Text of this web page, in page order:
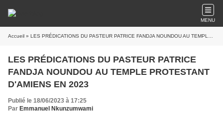
MENU
Accueil » LES PRÉDICATIONS DU PASTEUR PATRICE FANDJA NOUNDOU AU TEMPLE PROTESTANT D'AMIENS EN 2023
LES PRÉDICATIONS DU PASTEUR PATRICE
FANDJA NOUNDOU AU TEMPLE PROTESTANT
D'AMIENS EN 2023
Publié le 18/06/2023 à 17:25
Par Emmanuel Nkunzumwami